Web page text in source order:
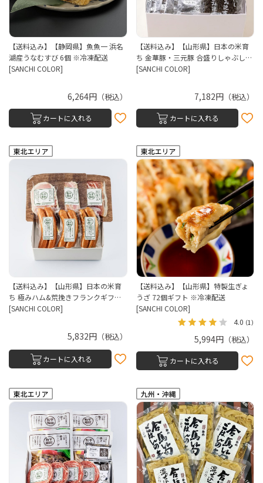
【送料込み】【静岡県】魚魚一 浜名
湖産うなむすび 6個 ※冷凍配送
[SANCHI COLOR]
6,264円（税込）
カートに入れる
【送料込み】【山形県】日本の米育
ち 金華豚・三元豚 合盛りしゃぶし…
[SANCHI COLOR]
7,182円 （税込）
カートに入れる
【送料込み】【山形県】日本の米育
ち 極みハム&荒挽きフランクギフ…
[SANCHI COLOR]
5,832円（税込）
カートに入れる
【送料込み】【山形県】特製生ぎょ
うざ 72個ギフト ※冷凍配送
[SANCHI COLOR]
4.0 （1）
5,994円 （税込）
カートに入れる